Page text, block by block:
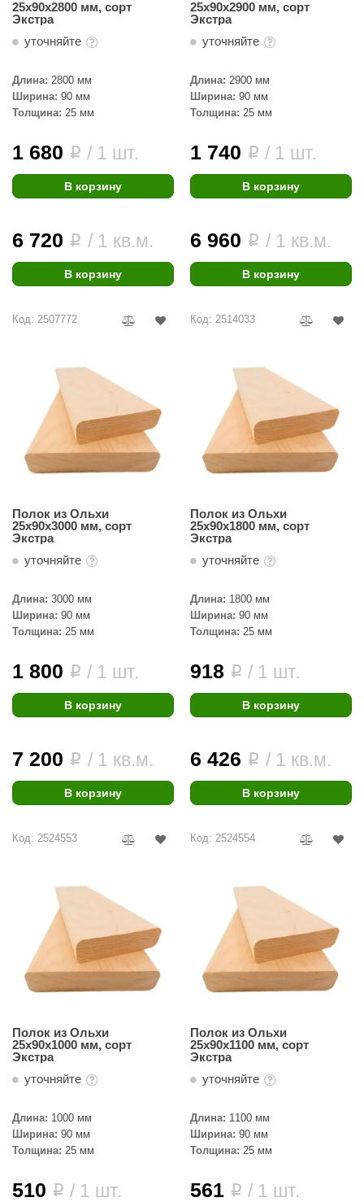
печи
камень
камень
ecology
Design
Snow
25х90х2800 мм, сорт
Экстра
уточняйте
Длина: 2800 мм
Ширина: 90 мм
Толщина: 25 мм
1 680 i / 1 шт.
В корзину
6 720 i / 1 кв.м.
В корзину
25х90х2900 мм, сорт
Экстра
уточняйте
Длина: 2900 мм
Ширина: 90 мм
Толщина: 25 мм
1 740 i / 1 шт.
В корзину
6 960 i / 1 кв.м.
В корзину
Код: 2507772
Полок из Ольхи
25х90х3000 мм, сорт
Экстра
уточняйте
Длина: 3000 мм
Ширина: 90 мм
Толщина: 25 мм
1 800 i / 1 шт.
В корзину
7 200 i / 1 кв.м.
В корзину
Код: 2514033
Полок из Ольхи
25х90х1800 мм, сорт
Экстра
уточняйте
Длина: 1800 мм
Ширина: 90 мм
Толщина: 25 мм
918 i / 1 шт.
В корзину
6 426 i / 1 кв.м.
В корзину
Код: 2524553
Полок из Ольхи
25х90х1000 мм, сорт
Экстра
уточняйте
Длина: 1000 мм
Ширина: 90 мм
Толщина: 25 мм
510 i / 1 шт.
Код: 2524554
Полок из Ольхи
25х90х1100 мм, сорт
Экстра
уточняйте
Длина: 1100 мм
Ширина: 90 мм
Толщина: 25 мм
561 i / 1 шт.